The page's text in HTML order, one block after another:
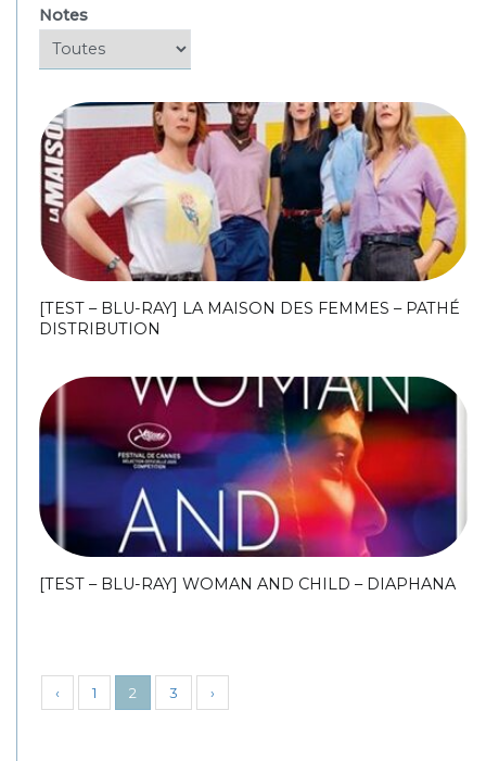
Notes
[TEST – BLU-RAY] LA MAISON DES FEMMES – PATHÉ
DISTRIBUTION
[TEST – BLU-RAY] WOMAN AND CHILD – DIAPHANA
‹ 1 2 3 ›